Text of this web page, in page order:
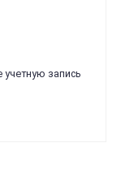
учетную запись